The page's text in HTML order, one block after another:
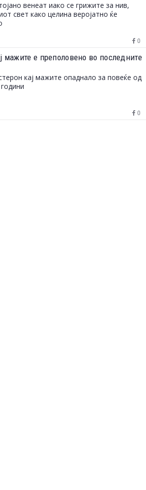
венеат иако се грижите за нив,
свет како целина веројатно ќе
0
мажите е преполовено во последните
кај мажите опаднало за повеќе од
0